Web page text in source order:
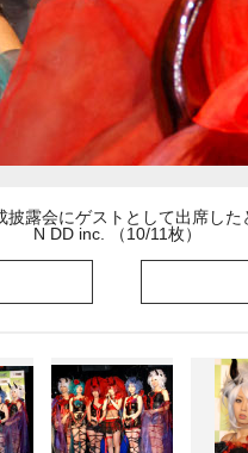
露会にゲストとして出席し
N DD inc. （10/11枚）